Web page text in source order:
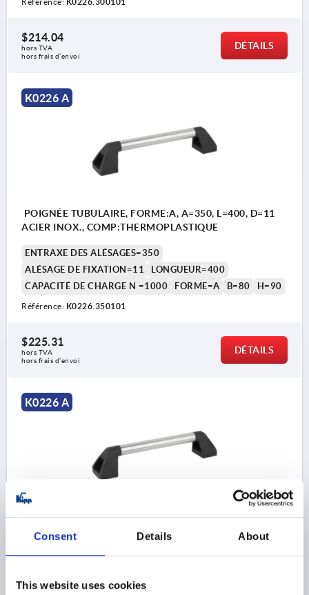
Consent Details About
This website uses cookies
$214.04
hors TVA
hors frais d’envoi
DÉTAILS
K0226 A
POIGNÉE TUBULAIRE, FORME:A, A=350, L=400, D=11
ACIER INOX., COMP:THERMOPLASTIQUE
ENTRAXE DES ALÉSAGES=350
ALÉSAGE DE FIXATION=11
LONGUEUR=400
CAPACITÉ DE CHARGE N =1000
FORME=A B=80 H=90
Référence: K0226.350101
$225.31
hors TVA
hors frais d’envoi
DÉTAILS
K0226 A
POIGNÉE TUBULAIRE, FORME:A, A=400, L=450, D=11
ACIER INOX., COMP:THERMOPLASTIQUE
ENTRAXE DES ALÉSAGES=400
CAPACITÉ DE CHARGE N =1000